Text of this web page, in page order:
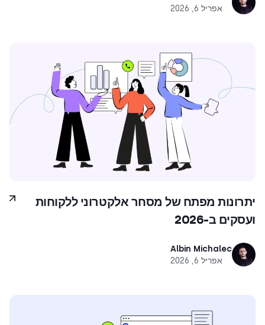
אפריל 6, 2026
יתרונות מפתח של מסחר אלקטרוני ללקוחות
ועסקים ב-2026
Albin Michalec
אפריל 6, 2026